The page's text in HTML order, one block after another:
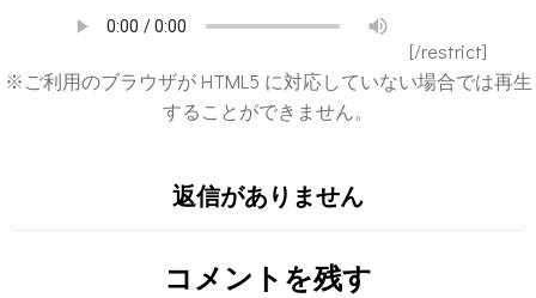
[/restrict]
※ご利用のブラウザが HTML5 に対応していない場合では再生
することができません。
返信がありません
コメントを残す